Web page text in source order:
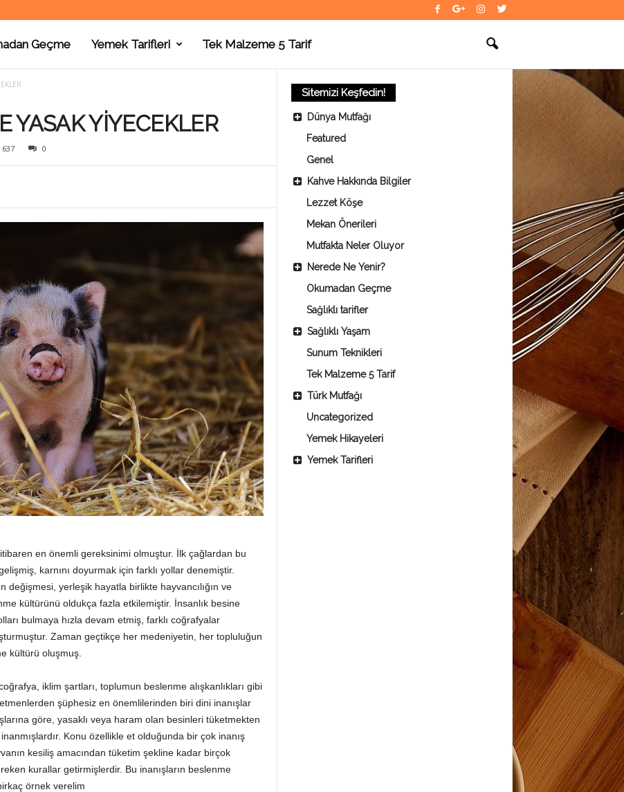
Geçme Yemek Tarifleri Tek Malzeme 5 Tarif
YASAK YİYECEKLER
637 0
itibaren en önemli gereksinimi olmuştur. İlk çağlardan bu
karnını doyurmak için farklı yollar denemiştir.
değişmesi, yerleşik hayatla birlikte hayvancılığın ve
kültürünü oldukça fazla etkilemiştir. İnsanlık besine
bulmaya hızla devam etmiş, farklı coğrafyalar
Zaman geçtikçe her medeniyetin, her topluluğun
kültürü oluşmuş.
iklim şartları, toplumun beslenme alışkanlıkları gibi
şüphesiz en önemlilerinden biri dini inanışlar
göre, yasaklı veya haram olan besinleri tüketmekten
Konu özellikle et olduğunda bir çok inanış
kesiliş amacından tüketim şekline kadar birçok
kurallar getirmişlerdir. Bu inanışların beslenme
örnek verelim
Sitemizi Keşfedin!
Dünya Mutfağı
Featured
Genel
Kahve Hakkında Bilgiler
Lezzet Köşe
Mekan Önerileri
Mutfakta Neler Oluyor
Nerede Ne Yenir?
Okumadan Geçme
Sağlıklı tarifler
Sağlıklı Yaşam
Sunum Teknikleri
Tek Malzeme 5 Tarif
Türk Mutfağı
Uncategorized
Yemek Hikayeleri
Yemek Tarifleri